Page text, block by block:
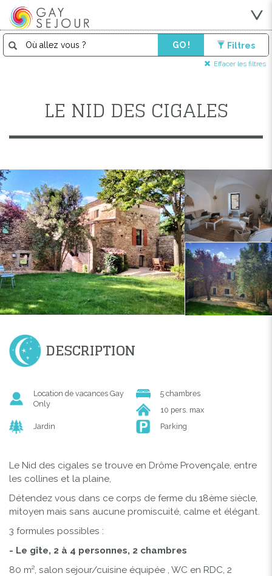
GO ! Filtres
Effacer les filtres
LE NID DES CIGALES
DESCRIPTION
Location de vacances Gay
Only
5 chambres
10 pers. max
Jardin
Parking
Le Nid des cigales se trouve en Drôme Provençale, entre
les collines et la plaine,
Détendez vous dans ce corps de ferme du 18ème siècle,
mitoyen mais sans aucune promiscuité, calme et élégant.
3 formules possibles :
- Le gîte, 2 à 4 personnes, 2 chambres
80 m², salon sejour/cuisine équipée , WC en RDC, 2